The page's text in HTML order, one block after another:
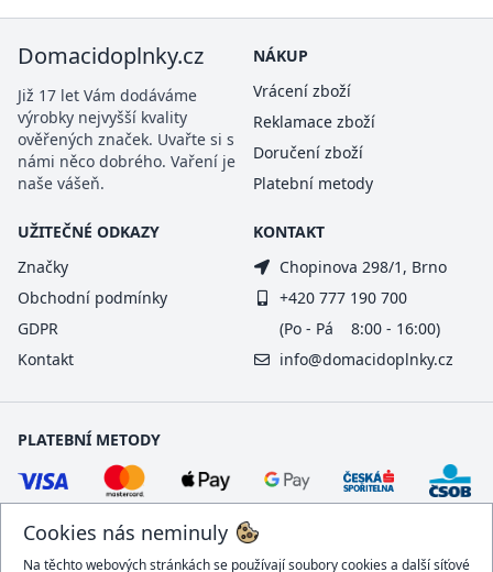
Cookies nás neminuly
Na těchto webových stránkách se používají soubory cookies a další síťové
Domacidoplnky.cz
Již 17 let Vám dodáváme
výrobky nejvyšší kvality
ověřených značek. Uvařte si s
námi něco dobrého. Vaření je
naše vášeň.
NÁKUP
Vrácení zboží
Reklamace zboží
Doručení zboží
Platební metody
UŽITEČNÉ ODKAZY
Značky
Obchodní podmínky
GDPR
Kontakt
KONTAKT
Chopinova 298/1, Brno
+420 777 190 700
(Po - Pá 8:00 - 16:00)
info@domacidoplnky.cz
PLATEBNÍ METODY